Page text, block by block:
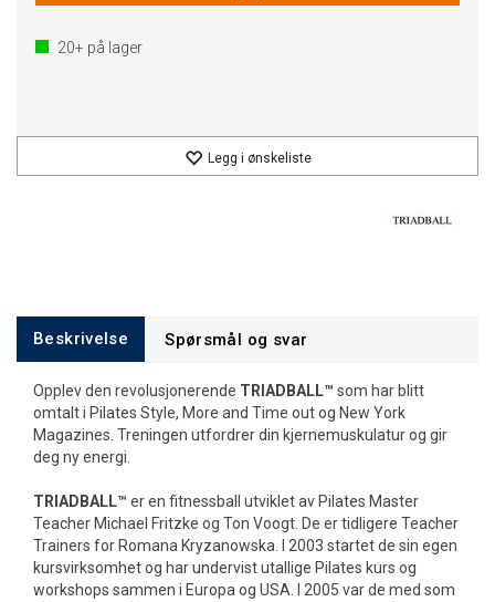
20+ på lager
Legg i ønskeliste
Beskrivelse Spørsmål og svar
Opplev den revolusjonerende TRIADBALL™ som har blitt
omtalt i Pilates Style, More and Time out og New York
Magazines. Treningen utfordrer din kjernemuskulatur og gir
deg ny energi.
TRIADBALL™ er en fitnessball utviklet av Pilates Master
Teacher Michael Fritzke og Ton Voogt. De er tidligere Teacher
Trainers for Romana Kryzanowska. I 2003 startet de sin egen
kursvirksomhet og har undervist utallige Pilates kurs og
workshops sammen i Europa og USA. I 2005 var de med som